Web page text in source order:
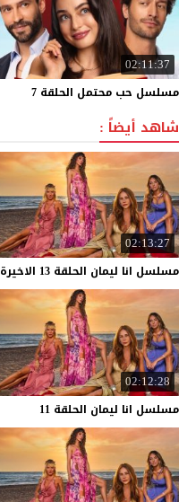
02:11:37
مسلسل حب محتمل الحلقة 7
شاهد أيضاً :
02:13:27
مسلسل انا ليمان الحلقة 13 الاخيرة
02:12:28
مسلسل انا ليمان الحلقة 11